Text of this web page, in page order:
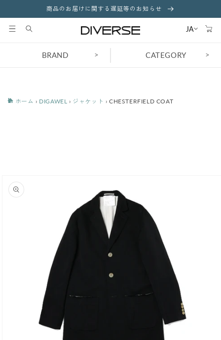
進む
商品のお届けに関する遅延等のお知らせ
JA
カ
ー
BRAND > CATEGORY >
ホーム › DIGAWEL › ジャケット › CHESTERFIELD COAT